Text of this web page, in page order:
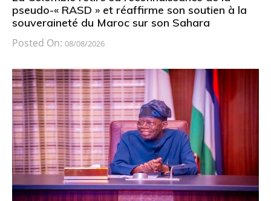
pseudo-« RASD » et réaffirme son soutien à la
souveraineté du Maroc sur son Sahara
Posted On: 08/08/2026